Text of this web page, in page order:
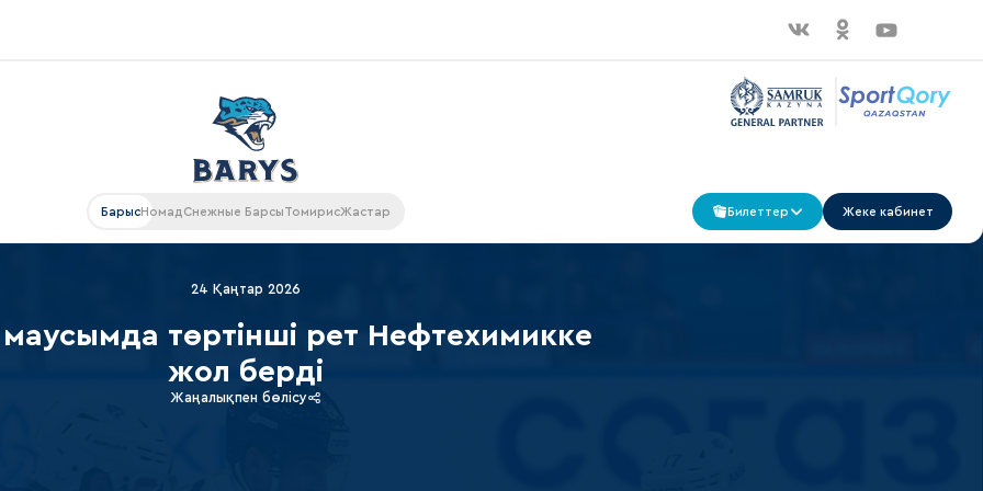
Ак Барс
Трактор
БарысНомад Снежные БарсыТомирисЖастар Билеттер Жеке кабинет
24 Қаңтар 2026
төртінші рет Нефтехимикке
жол берді
Жаңалықпен бөлісу